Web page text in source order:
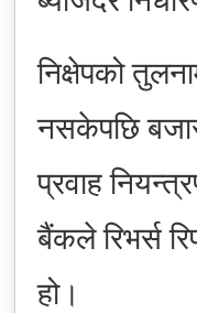
निक्षेपको
नसकेपछि
प्रवाह
बैंकले रिभर्स
हो।